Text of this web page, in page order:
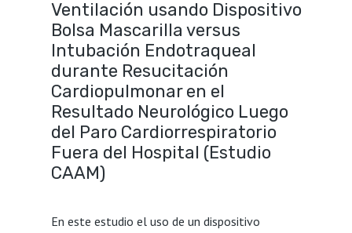
Ventilación usando Dispositivo
Bolsa Mascarilla versus
Intubación Endotraqueal
durante Resucitación
Cardiopulmonar en el
Resultado Neurológico Luego
del Paro Cardiorrespiratorio
Fuera del Hospital (Estudio
CAAM)
En este estudio el uso de un dispositivo